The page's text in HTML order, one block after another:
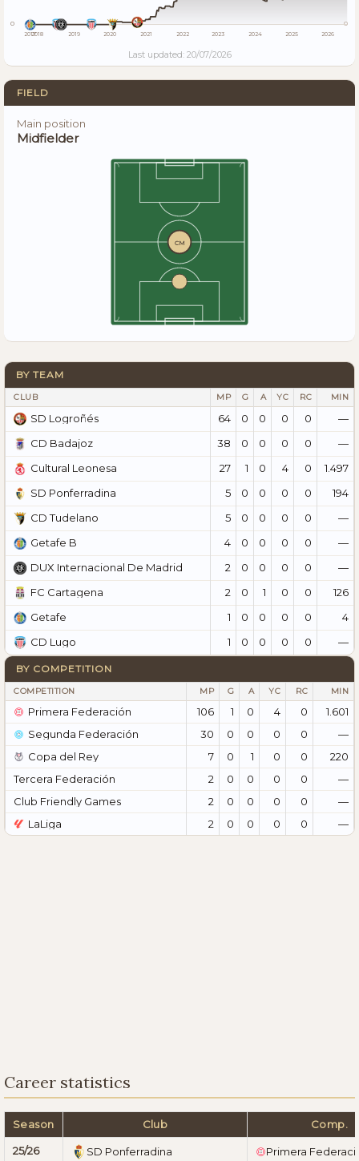
0 0
20172018 2019 2020 2021 2022 2023 2024 2025 2026
Last updated: 20/07/2026
FIELD
Main position
Midfielder
CM
BY TEAM
CLUB MP G A YC RC MIN
SD Logroñés 64 0 0 0 0
—
CD Badajoz
38 0 0 0 0
—
Cultural Leonesa
27 1 0 4 0
1.497
SD Ponferradina
5 0 0 0 0
194
CD Tudelano
5 0 0 0 0
—
Getafe B
4 0 0 0 0
—
DUX Internacional De Madrid
2 0 0 0 0
—
FC Cartagena
2 0 1 0 0
126
Getafe
1 0 0 0 0
4
CD Lugo
1 0 0 0 0 —
BY COMPETITION
COMPETITION MP G A YC RC MIN
Primera Federación 106 1 0 4 0
1.601
Segunda Federación
30 0 0 0 0
—
Copa del Rey
7 0 1 0 0
220
Tercera Federación
2 0 0 0 0
—
Club Friendly Games
2 0 0 0 0
—
LaLiga
2 0 0 0 0 —
Career statistics
Season Club Comp.
25/26 SD Ponferradina Primera